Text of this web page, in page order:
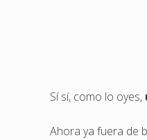
Sí sí, como lo oyes,
Ahora ya fuera de